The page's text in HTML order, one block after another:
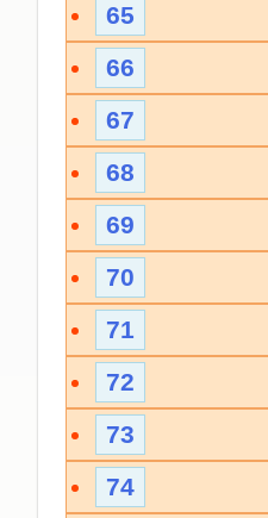
65
66
67
68
69
70
71
72
73
74